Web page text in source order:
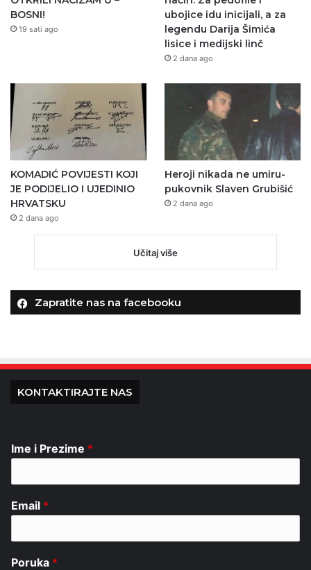
BOSNI!
19 sati ago
ubojice idu inicijali, a za
legendu Darija Šimića
lisice i medijski linč
2 dana ago
KOMADIĆ POVIJESTI KOJI
JE PODIJELIO I UJEDINIO
HRVATSKU
2 dana ago
Heroji nikada ne umiru-
pukovnik Slaven Grubišić
2 dana ago
Učitaj više
Zapratite nas na facebooku
KONTAKTIRAJTE NAS
Ime i Prezime *
Email *
Poruka *